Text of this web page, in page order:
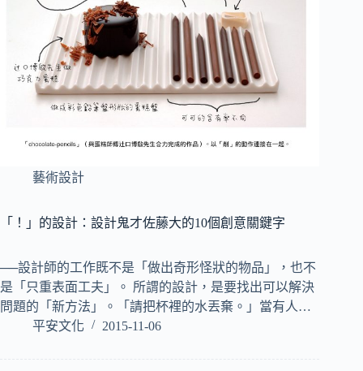
藝術設計
「！」的設計：設計鬼才佐藤大的10個創意關鍵字
──設計師的工作既不是「做出奇形怪狀的物品」，也不
是「只重表面工夫」。 所謂的設計，是要找出可以解決
問題的「新方法」。「請把杯裡的水丟棄。」當有人…
平安文化
2015-11-06